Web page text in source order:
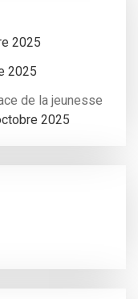
2025
2025
de la jeunesse
2025